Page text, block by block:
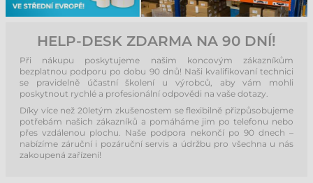
HELP-DESK ZDARMA NA 90 DNÍ!
Při nákupu poskytujeme našim koncovým zákazníkům
bezplatnou podporu po dobu 90 dnů! Naši kvalifikovaní technici
se pravidelně účastní školení u výrobců, aby vám mohli
poskytnout rychlé a profesionální odpovědi na vaše dotazy.
Díky více než 20letým zkušenostem se flexibilně přizpůsobujeme
potřebám našich zákazníků a pomáháme jim po telefonu nebo
přes vzdálenou plochu. Naše podpora nekončí po 90 dnech –
nabízíme záruční i pozáruční servis a údržbu pro všechna u nás
zakoupená zařízení!